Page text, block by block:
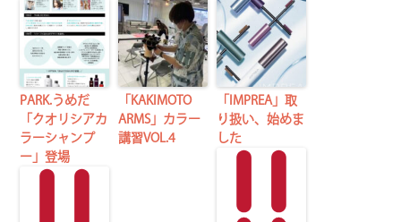
PARK.うめだ
「クオリシアカ
ラーシャンプ
ー」登場
「KAKIMOTO
ARMS」カラー
講習VOL.4
「IMPREA」取
り扱い、始めま
した